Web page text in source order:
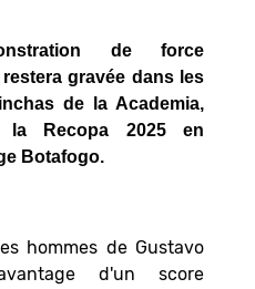
de force
gravée dans les
de la Academia,
la Recopa 2025 en
Botafogo.
hommes de Gustavo
d'un score